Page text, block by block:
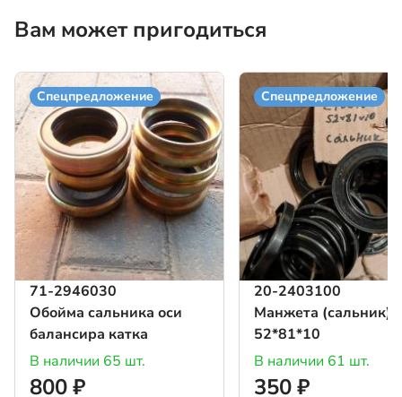
Вам может пригодиться
Спецпредложение
71-2946030
Обойма сальника оси
балансира катка
В наличии 65 шт.
800 ₽
Спецпредложение
20-2403100
Манжета (сальник)
52*81*10
В наличии 61 шт.
350 ₽